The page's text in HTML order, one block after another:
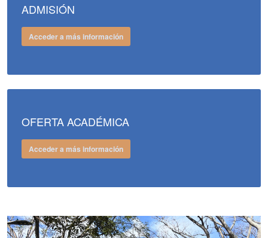
ADMISIÓN
Acceder a más información
OFERTA ACADÉMICA
Acceder a más información